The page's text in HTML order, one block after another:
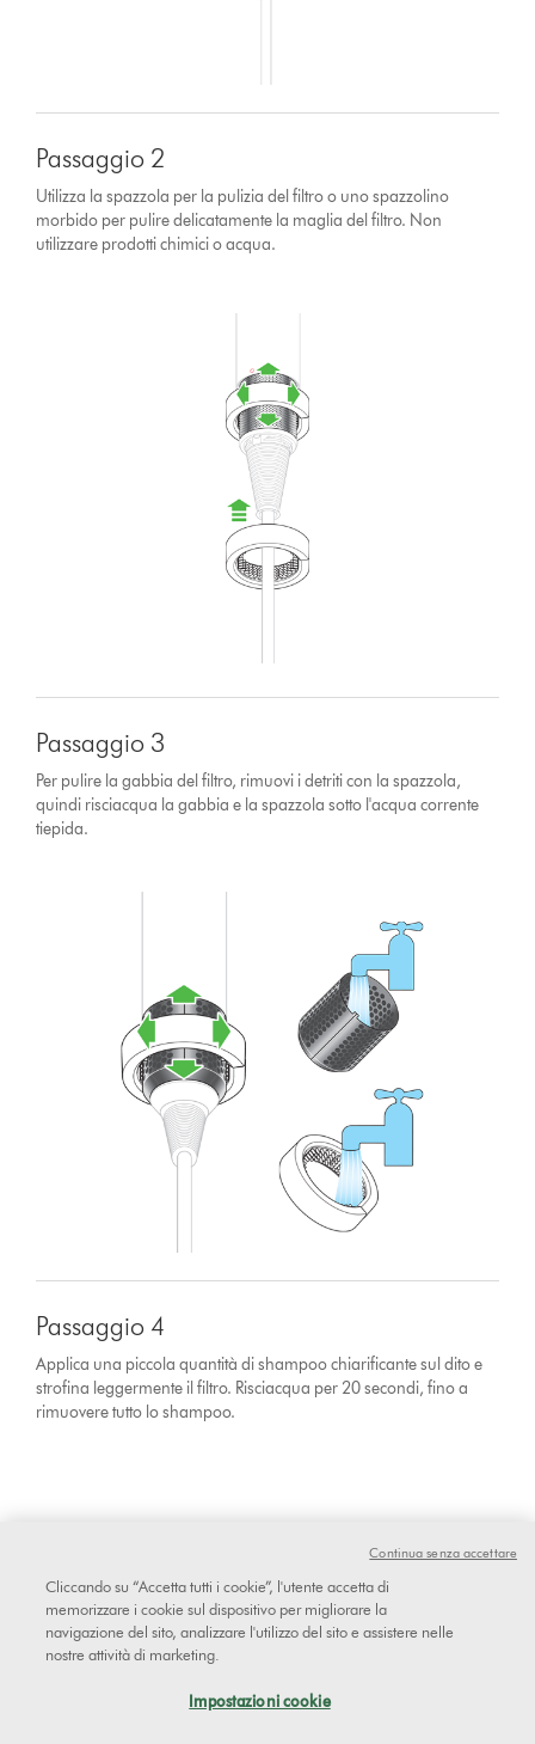
Passaggio 2
Utilizza la spazzola per la pulizia del filtro o uno spazzolino
morbido per pulire delicatamente la maglia del filtro. Non
utilizzare prodotti chimici o acqua.
Passaggio 3
Per pulire la gabbia del filtro, rimuovi i detriti con la spazzola,
quindi risciacqua la gabbia e la spazzola sotto l'acqua corrente
tiepida.
Passaggio 4
Applica una piccola quantità di shampoo chiarificante sul dito e
strofina leggermente il filtro. Risciacqua per 20 secondi, fino a
rimuovere tutto lo shampoo.
Cliccando su “Accetta tutti i cookie”, l'utente accetta di
memorizzare i cookie sul dispositivo per migliorare la
navigazione del sito, analizzare l'utilizzo del sito e assistere nelle
nostre attività di marketing.
Impostazioni cookie
Continua senza accettare